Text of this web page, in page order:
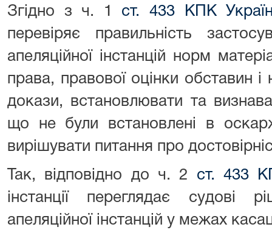
Згідно з ч. 1 ст. 433 КПК
перевіряє правильність
апеляційної інстанцій норм
права, правової оцінки обставин
докази, встановлювати та
що не були встановлені в
вирішувати питання про
Так, відповідно до ч. 2 ст. 433
інстанції переглядає судові
апеляційної інстанцій у межах